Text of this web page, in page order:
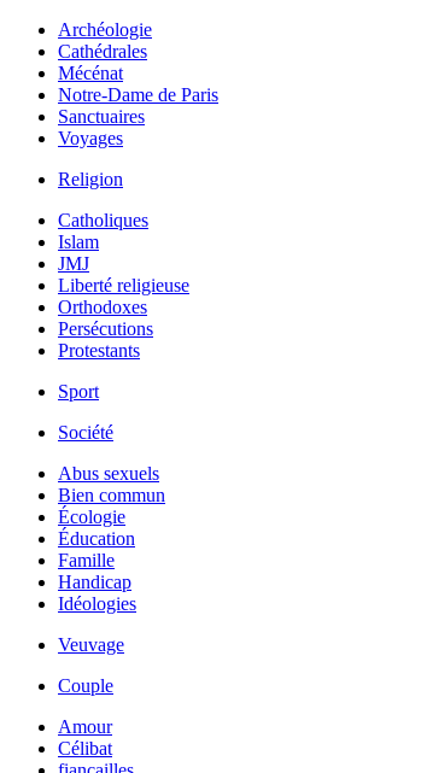
Archéologie
Cathédrales
Mécénat
Notre-Dame de Paris
Sanctuaires
Voyages
Religion
Catholiques
Islam
JMJ
Liberté religieuse
Orthodoxes
Persécutions
Protestants
Sport
Société
Abus sexuels
Bien commun
Écologie
Éducation
Famille
Handicap
Idéologies
Veuvage
Couple
Amour
Célibat